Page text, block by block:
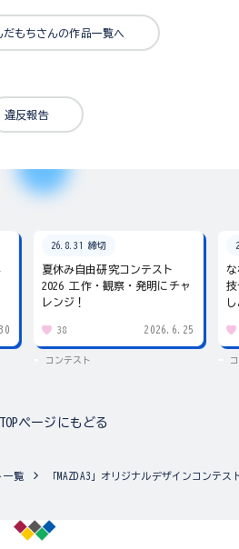
だもちさんの作品一覧へ
違反報告
26.8.31 締切
夏休み自由研究コンテスト
2026 工作・観察・発明にチャ
レンジ！
38 2026.6.25
コンテスト
な
技
TOPページにもどる
一覧 「MAZDA3」オリジナルデザインコンテス